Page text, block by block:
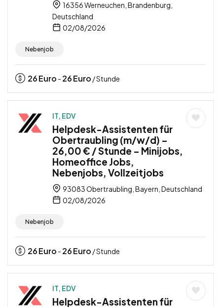
16356 Werneuchen, Brandenburg,
Deutschland
02/08/2026
Nebenjob
26Euro - 26Euro / Stunde
IT, EDV
Helpdesk-Assistenten für
Obertraubling (m/w/d) –
26,00 € / Stunde – Minijobs,
Homeoffice Jobs,
Nebenjobs, Vollzeitjobs
93083 Obertraubling, Bayern, Deutschland
02/08/2026
Nebenjob
26Euro - 26Euro / Stunde
IT, EDV
Helpdesk-Assistenten für